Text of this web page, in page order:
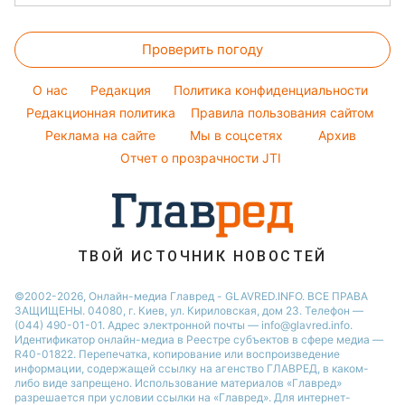
Филипп Киркоров
Елена Зеленская
Ани Лорак
Кейт Миддлтон
Алла Пугачева
Праздничное меню
Стирка
Комнатные растения
Денежная помощь
Курс валют
Магнитные бури
Погода на сегодня
Погода на завтра
Пылевая буря
Проверить погоду
O нас Редакция
Политика конфиденциальности
Редакционная политика
Правила пользования сайтом
Реклама на сайте
Мы в соцсетях
Архив
Отчет о прозрачности JTI
ТВОЙ ИСТОЧНИК НОВОСТЕЙ
©2002-2026, Онлайн-медиа Главред - GLAVRED.INFO. ВСЕ ПРАВА
ЗАЩИЩЕНЫ. 04080, г. Киев, ул. Кириловская, дом 23. Телефон —
(044) 490-01-01. Адрес электронной почты — info@glavred.info.
Идентификатор онлайн-медиа в Реестре cубъектов в сфере медиа —
R40-01822. Перепечатка, копирование или воспроизведение
информации, содержащей ссылку на агенство ГЛАВРЕД, в каком-
либо виде запрещено. Использование материалов «Главред»
разрешается при условии ссылки на «Главред». Для интернет-